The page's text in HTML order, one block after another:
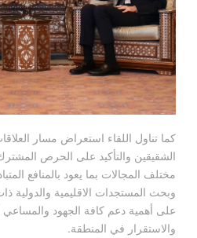
كما تناول اللقاء استعراض مسار
الشقيقين والتأكيد على الحرص
مختلف المجالات بما يعود بالمنافع
وبحث المستجدات الاقليمية والدولية
على أهمية دعم كافة الجهود والمساعي
والاستقرار في المنطقة.